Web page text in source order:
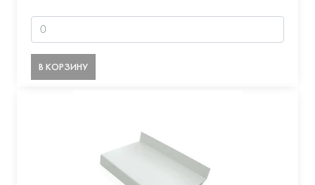
В КОРЗИНУ